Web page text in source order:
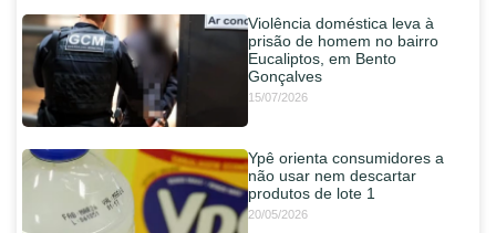
Violência doméstica leva à
prisão de homem no bairro
Eucaliptos, em Bento
Gonçalves
15/07/2026
Ypê orienta consumidores a
não usar nem descartar
produtos de lote 1
20/05/2026